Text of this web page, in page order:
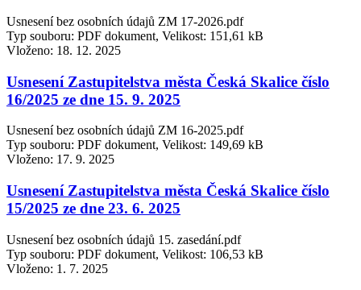
Usnesení bez osobních údajů ZM 17-2026.pdf
Typ souboru: PDF dokument, Velikost: 151,61 kB
Vloženo: 18. 12. 2025
Usnesení Zastupitelstva města Česká Skalice číslo
16/2025 ze dne 15. 9. 2025
Usnesení bez osobních údajů ZM 16-2025.pdf
Typ souboru: PDF dokument, Velikost: 149,69 kB
Vloženo: 17. 9. 2025
Usnesení Zastupitelstva města Česká Skalice číslo
15/2025 ze dne 23. 6. 2025
Usnesení bez osobních údajů 15. zasedání.pdf
Typ souboru: PDF dokument, Velikost: 106,53 kB
Vloženo: 1. 7. 2025